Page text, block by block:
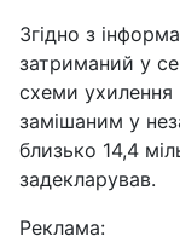
Згідно з
затриманий у
схеми ухилення
замішаним у
близько 14,4
задекларував.
Реклама: